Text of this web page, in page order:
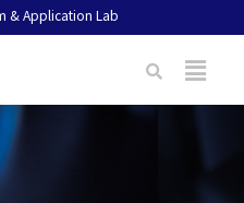
& Application Lab